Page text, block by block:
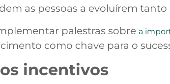
as pessoas a evoluírem
palestras sobre a
como chave para o
incentivos